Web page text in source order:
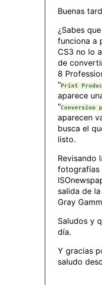
Buenas
¿Sabes
funciona a
CS3 no lo
de
8
"Print
aparece
"Conversion
aparecen
busca el
listo.
Revisando
fotografías
salida de
Gray
Saludos y
día.
Y gracias
saludo